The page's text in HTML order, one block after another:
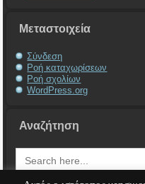
Μεταστοιχεία
Σύνδεση
Ροή καταχωρίσεων
Ροή σχολίων
WordPress.org
Αναζήτηση
Search
for: